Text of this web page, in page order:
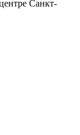
Санкт-